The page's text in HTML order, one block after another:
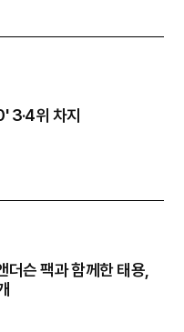
3·4위 차지
슨 팩과 함께한 태용,